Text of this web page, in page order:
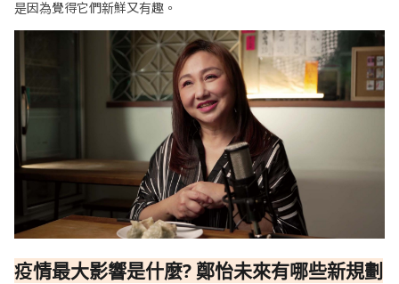
是因為覺得它們新鮮又有趣。
疫情最大影響是什麼? 鄭怡未來有哪些新規劃